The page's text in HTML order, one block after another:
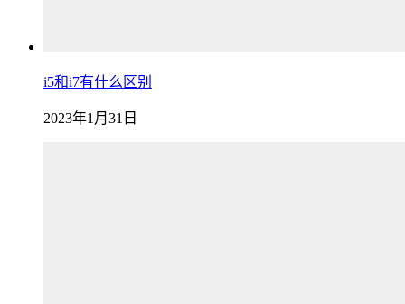
i5和i7有什么区别
2023年1月31日